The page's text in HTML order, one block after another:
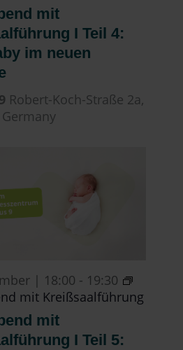
mit
I Teil 4:
im neuen
Robert-Koch-Straße 2a,
mit
I Teil 5:
| 18:00 - 19:30
mit Kreißsaalführung